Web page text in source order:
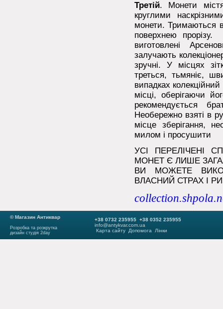
Третій. Монети
круглими
монети. Тримаються
поверхнею
виготовлені
залучають
зручні. У місцях
треться, тьмяніє,
випадках
місці, оберігаючи
рекомендується
Необережно взяті в
місце зберігання,
милом і просушити
УСІ ПЕРЕЛІЧЕНІ
МОНЕТ Є ЛИШЕ
ВИ МОЖЕТЕ
ВЛАСНИЙ СТРАХ І
© Магазин Антиквар
Розробка та розкрутка
дизайн студія 2day
+38 0732 235955 +38 0352 235955
info@antykvar.com.ua
Карта сайту
Допомога Лінки